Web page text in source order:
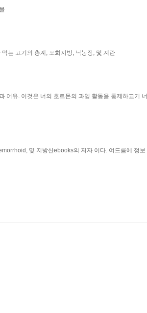
는 고기의 총계, 포화지방, 낙농장, 및 계란
어유. 이것은 너의 호르몬의 과잉 활동을 통제하고기 너
및 지방산ebooks의 저자 이다. 여드름에 정보